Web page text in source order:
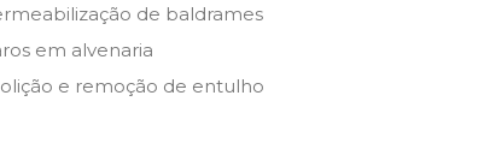
de baldrames
em alvenaria
e remoção de entulho